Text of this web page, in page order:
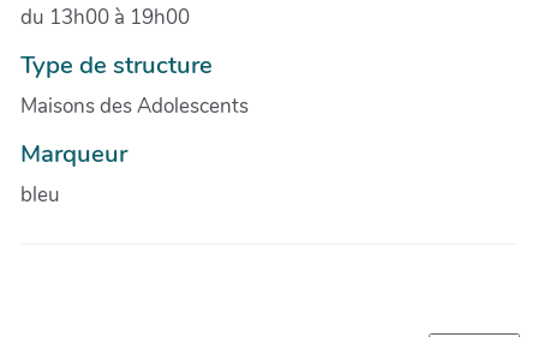
du 13h00 à 19h00
Type de structure
Maisons des Adolescents
Marqueur
bleu